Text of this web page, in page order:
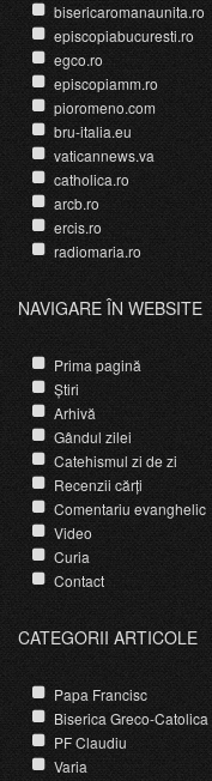
bisericaromanaunita.ro
episcopiabucuresti.ro
egco.ro
episcopiamm.ro
pioromeno.com
bru-italia.eu
vaticannews.va
catholica.ro
arcb.ro
ercis.ro
radiomaria.ro
NAVIGARE ÎN WEBSITE
Prima pagină
Știri
Arhivă
Gândul zilei
Catehismul zi de zi
Recenzii cărți
Comentariu evanghelic
Video
Curia
Contact
CATEGORII ARTICOLE
Papa Francisc
Biserica Greco-Catolica
PF Claudiu
Varia